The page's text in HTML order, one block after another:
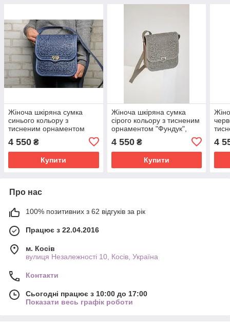
Жіноча шкіряна сумка
синього кольору з
тисненим орнаментом
4 550 ₴
Купити
Жіноча шкіряна сумка
сірого кольору з тисненим
орнаментом "Фундук",
4 550₴
Купити
4
Про нас
100% позитивних з 62 відгуків за рік
Працює з 22.04.2016
м. Косів
вулиця Незалежності 10, Косів, Україна
Контакти
Сьогодні працює з 10:00 до 17:00
Показати весь графік роботи